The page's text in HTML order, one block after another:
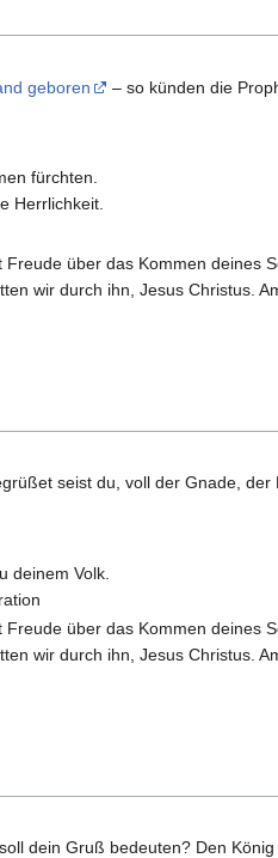
geboren
– so künden die
fürchten.
Herrlichkeit.
über das Kommen deines
wir durch ihn, Jesus Christus.
seist du, voll der Gnade,
deinem Volk.
über das Kommen deines
wir durch ihn, Jesus Christus.
dein Gruß bedeuten? Den